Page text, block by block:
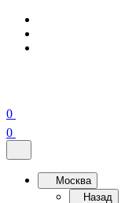
0
0
Москва
Назад